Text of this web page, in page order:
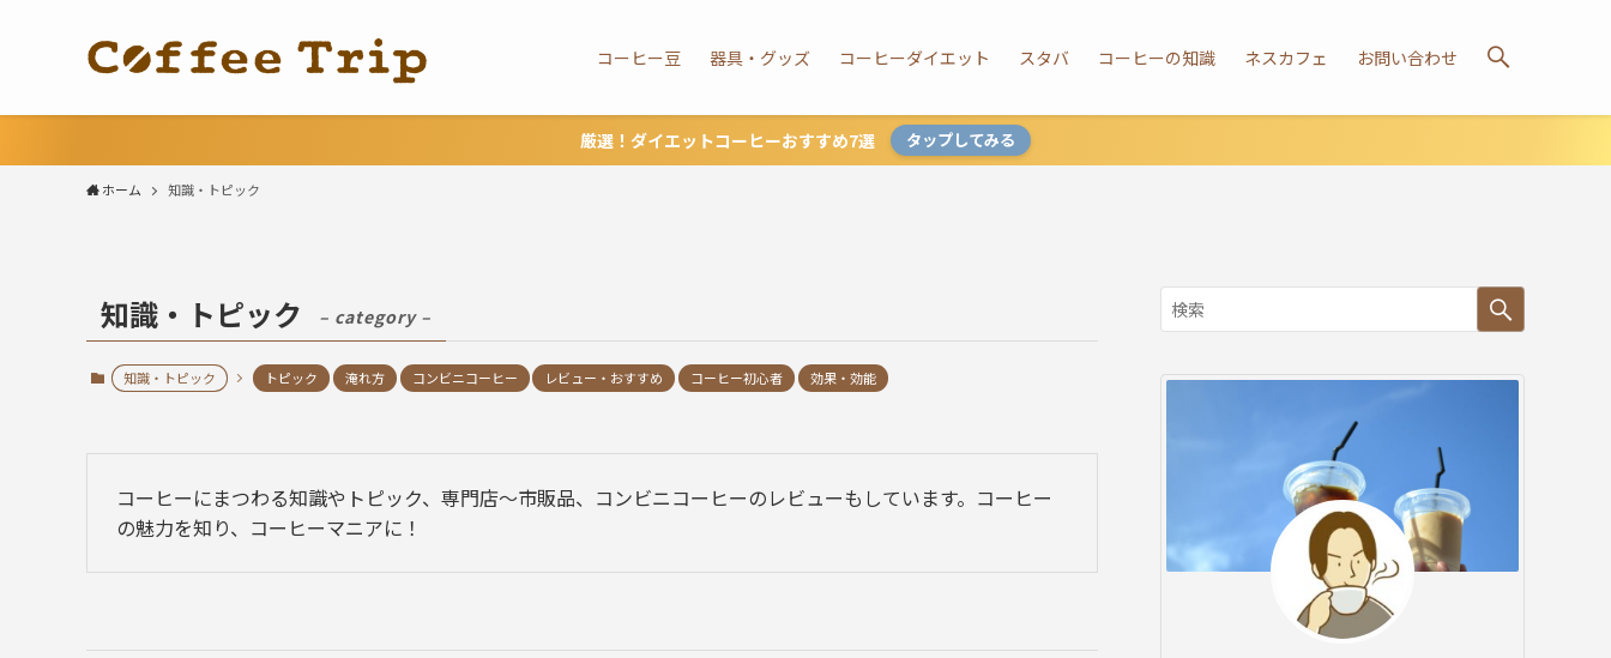
コーヒー豆 器具・グッズ コーヒーダイエット スタバ コーヒーの知識 ネスカフェ お問い合わせ
厳選！ダイエットコーヒーおすすめ7選 タップしてみる
ホーム 知識・トピック
知識・トピック – category –
知識・トピック トピック 淹れ方 コンビニコーヒー レビュー・おすすめ コーヒー初心者 効果・効能
コーヒーにまつわる知識やトピック、専門店〜市販品、コンビニコーヒーのレビューもしています。コーヒー
の魅力を知り、コーヒーマニアに！